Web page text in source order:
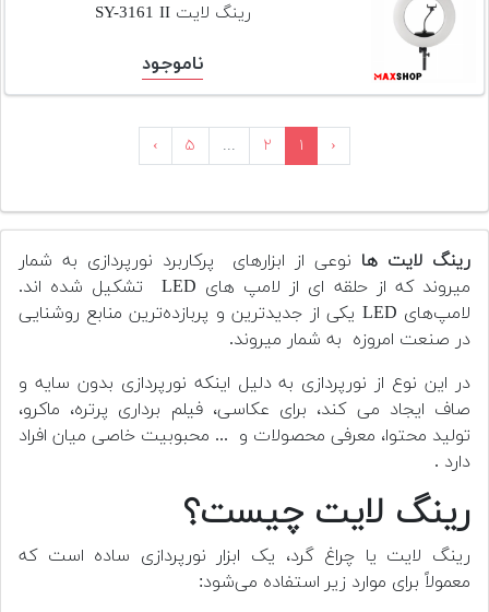
رینگ لایت SY-3161 II
ناموجود
‹ ۱ ۲ ... ۵ ›
رینگ لایت ها نوعی از ابزارهای پرکاربرد نورپردازی به شمار
میروند که از حلقه ای از لامپ های LED تشکیل شده اند.
لامپ‌های LED یکی از جدیدترین و پربازده‌ترین منابع روشنایی
در صنعت امروزه به شمار میروند.
در این نوع از نورپردازی به دلیل اینکه نورپردازی بدون سایه و
صاف ایجاد می کند، برای عکاسی، فیلم برداری پرتره، ماکرو،
تولید محتوا، معرفی محصولات و ... محبوبیت خاصی میان افراد
دارد .
رینگ لایت چیست؟
رینگ لایت یا چراغ گرد، یک ابزار نورپردازی ساده است که
معمولاً برای موارد زیر استفاده می‌شود: